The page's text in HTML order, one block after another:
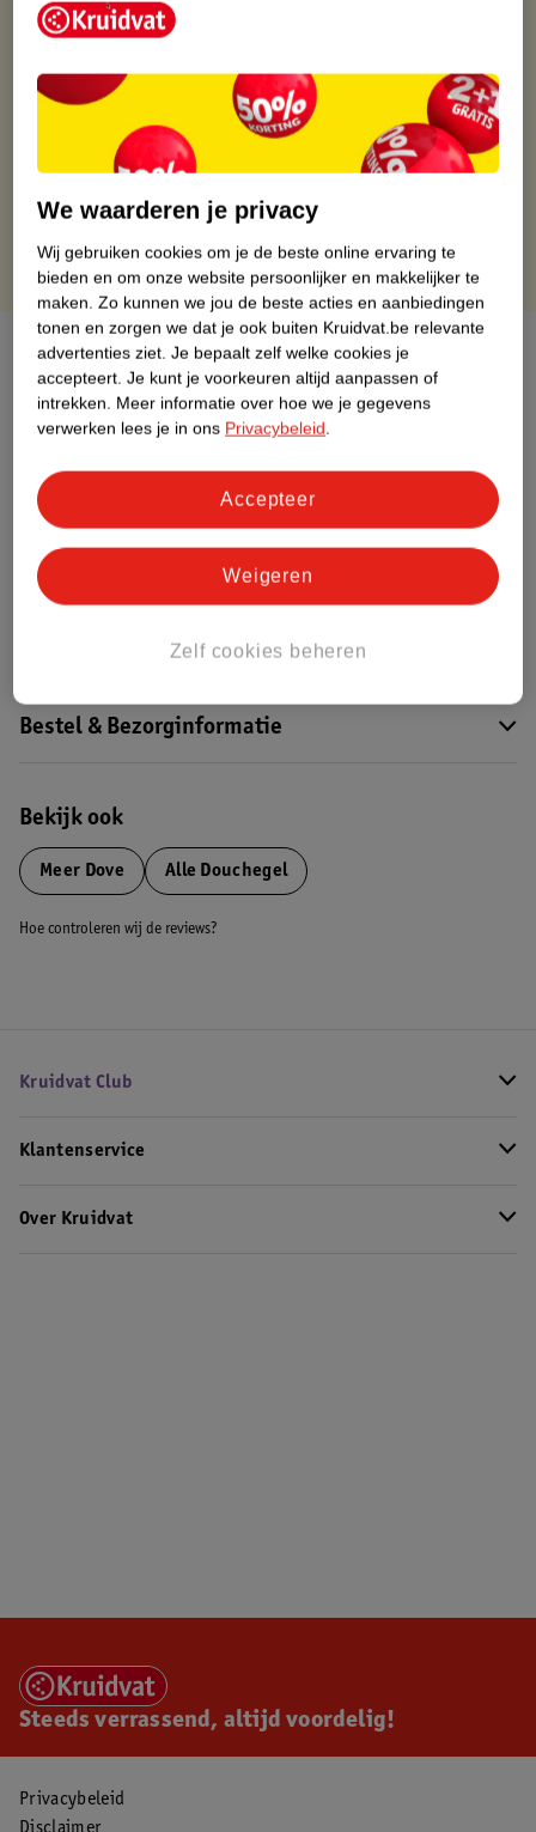
Kruidvat is altijd voordelig
Gratis ophalen in de winkel
Op werkdagen voor 22:00 uur besteld, volgende dag in huis
Gratis thuisbezorgd vanaf 50.00
Gratis retourneren binnen 30 dagen
Over dit product
Productinformatie
Etiketinformatie
Nature Impact Score
Dit product heeft (nog) geen Nature
Impact Score.
Bestel & Bezorginformatie
Bekijk ook
Meer Dove Alle Douchegel
Hoe controleren wij de reviews?
Kruidvat Club
Klantenservice
Over Kruidvat
Steeds verrassend, altijd voordelig!
Privacybeleid
We waarderen je privacy
Wij gebruiken cookies om je de beste online ervaring te
bieden en om onze website persoonlijker en makkelijker te
maken. Zo kunnen we jou de beste acties en aanbiedingen
tonen en zorgen we dat je ook buiten Kruidvat.be relevante
advertenties ziet. Je bepaalt zelf welke cookies je
accepteert. Je kunt je voorkeuren altijd aanpassen of
intrekken. Meer informatie over hoe we je gegevens
verwerken lees je in ons Privacybeleid.
Zelf cookies beheren
Weigeren
Accepteer